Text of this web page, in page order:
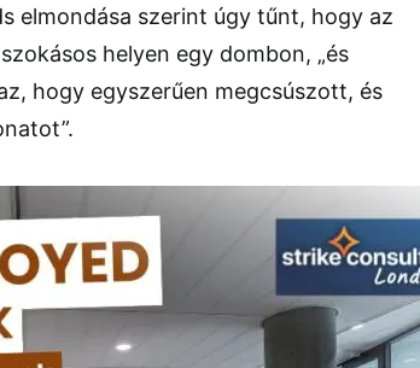
elmondása szerint úgy tűnt, hogy az
helyen egy dombon, „és
hogy egyszerűen megcsúszott, és